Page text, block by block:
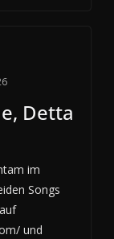
Detta
im
Songs
und